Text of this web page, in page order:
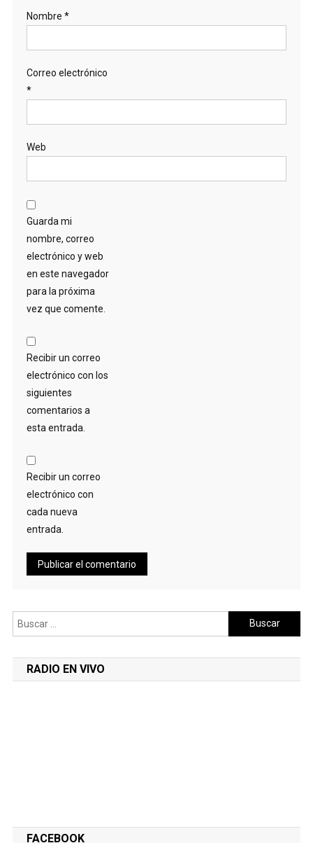
Nombre *
Correo electrónico
*
Web
Guarda mi
nombre, correo
electrónico y web
en este navegador
para la próxima
vez que comente.
Recibir un correo
electrónico con los
siguientes
comentarios a
esta entrada.
Recibir un correo
electrónico con
cada nueva
entrada.
Buscar:
RADIO EN VIVO
FACEBOOK